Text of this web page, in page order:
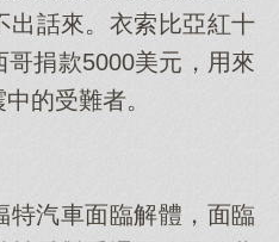
出話來。衣索比亞紅十
捐款5000美元，用來
的受難者。
特汽車面臨解體，面臨